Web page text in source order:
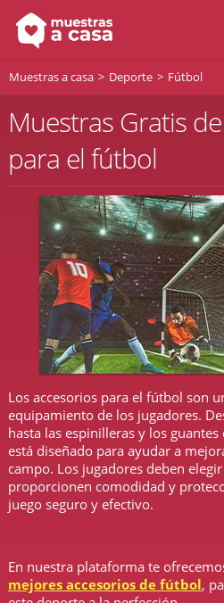
Muestras a casa Deporte Fútbol
Muestras Gratis
para el fútbol
Los accesorios para el fútbol son
equipamiento de los jugadores.
hasta las espinilleras y los
está diseñado para ayudar a
campo. Los jugadores deben
proporcionen comodidad y
juego seguro y efectivo.
En nuestra plataforma te
mejores accesorios de fútbol,